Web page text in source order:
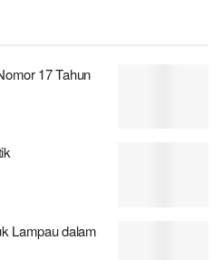
17 Tahun
Lampau dalam